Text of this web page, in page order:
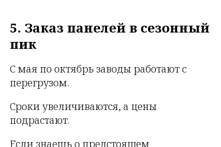
5. Заказ панелей в сезонный
пик
С мая по октябрь заводы работают с
перегрузом.
Сроки увеличиваются, а цены
подрастают.
Если знаешь о предстоящем